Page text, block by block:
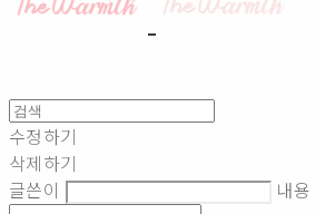
수정하기
삭제하기
글쓴이
내용